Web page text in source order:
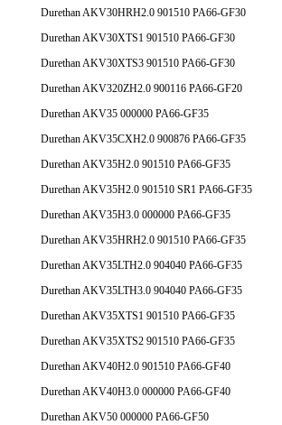
Durethan AKV30HRH2.0 901510 PA66-GF30
Durethan AKV30XTS1 901510 PA66-GF30
Durethan AKV30XTS3 901510 PA66-GF30
Durethan AKV320ZH2.0 900116 PA66-GF20
Durethan AKV35 000000 PA66-GF35
Durethan AKV35CXH2.0 900876 PA66-GF35
Durethan AKV35H2.0 901510 PA66-GF35
Durethan AKV35H2.0 901510 SR1 PA66-GF35
Durethan AKV35H3.0 000000 PA66-GF35
Durethan AKV35HRH2.0 901510 PA66-GF35
Durethan AKV35LTH2.0 904040 PA66-GF35
Durethan AKV35LTH3.0 904040 PA66-GF35
Durethan AKV35XTS1 901510 PA66-GF35
Durethan AKV35XTS2 901510 PA66-GF35
Durethan AKV40H2.0 901510 PA66-GF40
Durethan AKV40H3.0 000000 PA66-GF40
Durethan AKV50 000000 PA66-GF50